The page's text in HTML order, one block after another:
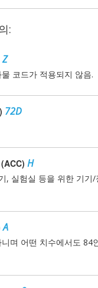
:
Z
코드가 적용되지 않음.
72D
H
, 실험실 등을 위한 기기
A
며 어떤 치수에서도 84